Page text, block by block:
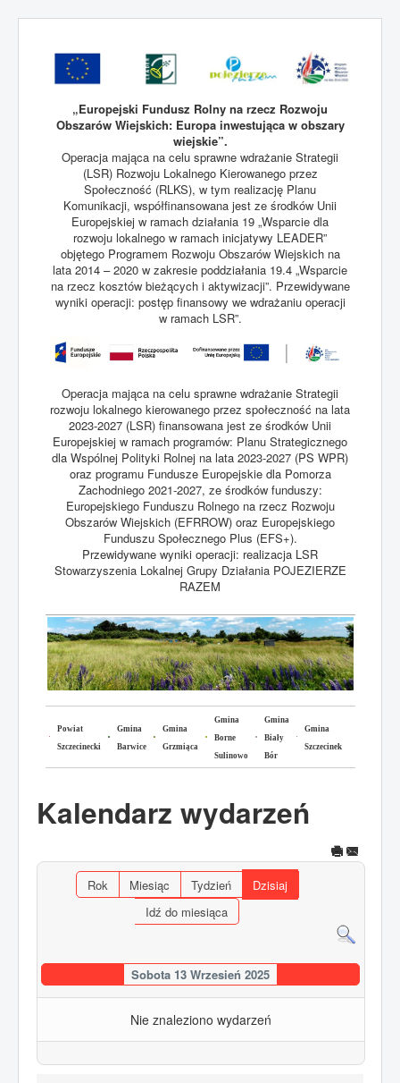
„Europejski Fundusz Rolny na rzecz Rozwoju
Obszarów Wiejskich: Europa inwestująca w obszary
wiejskie”.
Operacja mająca na celu sprawne wdrażanie Strategii
(LSR) Rozwoju Lokalnego Kierowanego przez
Społeczność (RLKS), w tym realizację Planu
Komunikacji, współfinansowana jest ze środków Unii
Europejskiej w ramach działania 19 „Wsparcie dla
rozwoju lokalnego w ramach inicjatywy LEADER”
objętego Programem Rozwoju Obszarów Wiejskich na
lata 2014 – 2020 w zakresie poddziałania 19.4 „Wsparcie
na rzecz kosztów bieżących i aktywizacji”. Przewidywane
wyniki operacji: postęp finansowy we wdrażaniu operacji
w ramach LSR”.
Operacja mająca na celu sprawne wdrażanie Strategii
rozwoju lokalnego kierowanego przez społeczność na lata
2023-2027 (LSR) finansowana jest ze środków Unii
Europejskiej w ramach programów: Planu Strategicznego
dla Wspólnej Polityki Rolnej na lata 2023-2027 (PS WPR)
oraz programu Fundusze Europejskie dla Pomorza
Zachodniego 2021-2027, ze środków funduszy:
Europejskiego Funduszu Rolnego na rzecz Rozwoju
Obszarów Wiejskich (EFRROW) oraz Europejskiego
Funduszu Społecznego Plus (EFS+).
Przewidywane wyniki operacji: realizacja LSR
Stowarzyszenia Lokalnej Grupy Działania POJEZIERZE
RAZEM
Powiat
Szczecinecki
Gmina
Barwice
Gmina
Grzmiąca
Gmina
Borne
Sulinowo
Gmina
Biały
Bór
Gmina
Szczecinek
Kalendarz wydarzeń
Rok Miesiąc Tydzień
Dzisiaj
Idź do miesiąca
Sobota 13 Wrzesień 2025
Nie znaleziono wydarzeń